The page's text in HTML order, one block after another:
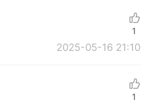
2025-05-16 21:10
1
1